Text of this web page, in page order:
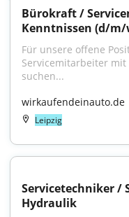
Bürokraft /
Kenntnissen (d/m/
Für unsere offene
Servicemitarbeiter mit
suchen...
wirkaufendeinauto.de
Leipzig
Servicetechniker /
Hydraulik